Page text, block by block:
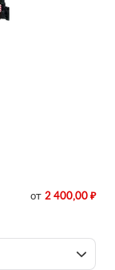
от 2 400,00 ₽